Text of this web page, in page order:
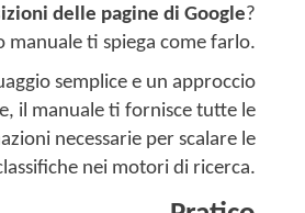
delle pagine di Google?
manuale ti spiega come farlo.
semplice e un approccio
il manuale ti fornisce tutte le
necessarie per scalare le
nei motori di ricerca.